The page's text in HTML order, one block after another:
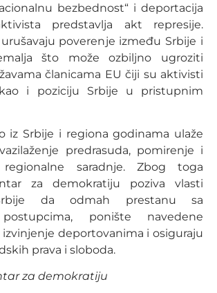
bezbednost“ i deportacija
predstavlja akt represije.
poverenje između Srbije i
što može ozbiljno ugroziti
članicama EU čiji su aktivisti
i poziciju Srbije u pristupnim
iz Srbije i regiona godinama ulaže
predrasuda, pomirenje i
regionalne saradnje. Zbog toga
za demokratiju poziva vlasti
da odmah prestanu sa
ponište navedene
deportovanima i osiguraju
prava i sloboda.
za demokratiju